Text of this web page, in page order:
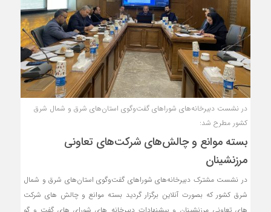
در نشست دبیرخانه‌های شوراهای گفت‌وگوی استان‌های شرق و شمال شرق
کشور مطرح شد:
بسته موانع و چالش‌های شرکت‌های تعاونی
مرزنشینان
در نشست مشترک دبیرخانه‌های شوراهای گفت‌وگوی استان‌های شرق و شمال
شرق کشور که بصورت آنلاین برگزار گردید بسته موانع و چالش های شرکت